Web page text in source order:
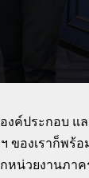
งค์ประกอบ แ
ของเราก็พร้
หน่วยงานภาค